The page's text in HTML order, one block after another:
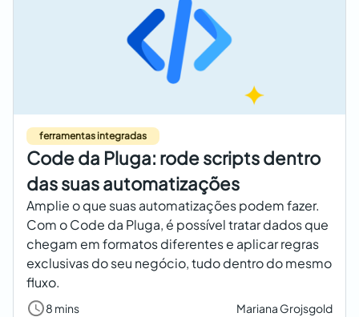
ferramentas integradas
Code da Pluga: rode scripts dentro
das suas automatizações
Amplie o que suas automatizações podem fazer.
Com o Code da Pluga, é possível tratar dados que
chegam em formatos diferentes e aplicar regras
exclusivas do seu negócio, tudo dentro do mesmo
fluxo.
8 mins Mariana Grojsgold